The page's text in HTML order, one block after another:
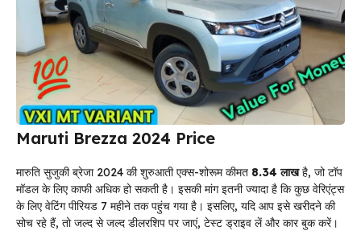
Maruti Brezza 2024 Price
मारुति सुजुकी ब्रेजा 2024 की शुरुआती एक्स-शोरूम कीमत ₹8.34 लाखहै, जो टॉप
मॉडल के लिए काफी अधिक हो सकती है। इसकी मांग इतनी ज्यादा है कि कुछ वेरिएंट्स
के लिए वेटिंग पीरियड 7 महीने तक पहुंच गया है। इसलिए, यदि आप इसे खरीदने की
सोच रहे हैं, तो जल्द से जल्द डीलरशिप पर जाएं, टेस्ट ड्राइव लें और कार बुक करें।